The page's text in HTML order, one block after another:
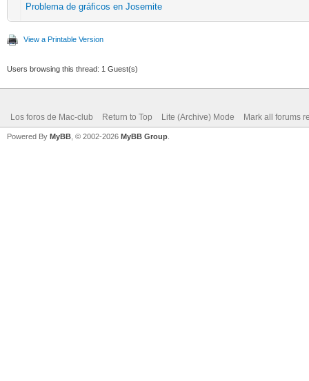
Problema de gráficos en Josemite
View a Printable Version
Users browsing this thread: 1 Guest(s)
Los foros de Mac-club Return to Top Lite (Archive) Mode Mark all forums
Powered By MyBB , © 2002-2026 MyBB Group